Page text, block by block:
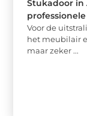
Stukadoor in
Voor de
het meubilair
maar zeker ...